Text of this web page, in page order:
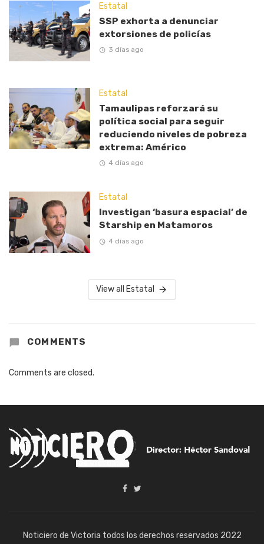
Estatal
SSP exhorta a denunciar
extorsiones de policías
3 días ago
Estatal
Tamaulipas reforzará su
política social para seguir
reduciendo niveles de pobreza
extrema: Américo
4 días ago
Estatal
Investigan ‘basura espacial’ de
Starship en Matamoros
4 días ago
View all Estatal
COMMENTS
Comments are closed.
Noticiero de Victoria todos los derechos reservados 2022